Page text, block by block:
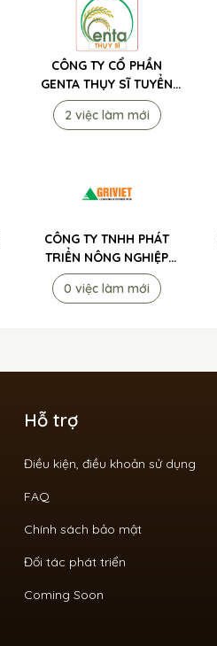
CÔNG TY CỔ PHẦN
GENTA THỤY SĨ TUYỂN
DỤNG
2 việc làm mới
CÔNG TY TNHH PHÁT
TRIỂN NÔNG NGHIỆP
VIỆT NAM (AGRIVIET)
TUYỂN DỤNG
0 việc làm mới
Hỗ trợ
Điều kiện, điều khoản sử dụng
FAQ
Chính sách bảo mật
Đối tác phát triển
Coming Soon